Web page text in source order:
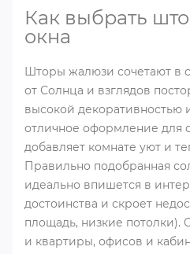
Как выбрать
окна
Шторы жалюзи сочетают в
от Солнца и взглядов
высокой декоративностью
отличное оформление для
добавляет комнате уют и
Правильно подобранная
идеально впишется в
достоинства и скроет
площадь, низкие потолки).
и квартиры, офисов и